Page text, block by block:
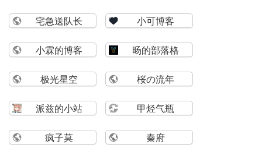
宅急送队长 小可博客
小霖的博客 旸的部落格
极光星空 桜の流年
派兹的小站 甲烃气瓶
疯子莫 秦府